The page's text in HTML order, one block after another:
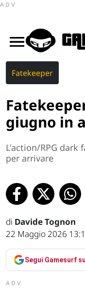
ADV
Fatekeeper
giugno in
L'action/RPG dark
per arrivare
di Davide Tognon
22 Maggio 2026
Segui Gamesurf
ADV